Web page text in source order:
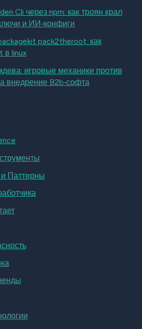
Cli через npm: как троян крал
и ИИ‑конфиги
pack2theroot: как
в linux
игровые механики против
внедрение B2b‑софта
и Паттерны